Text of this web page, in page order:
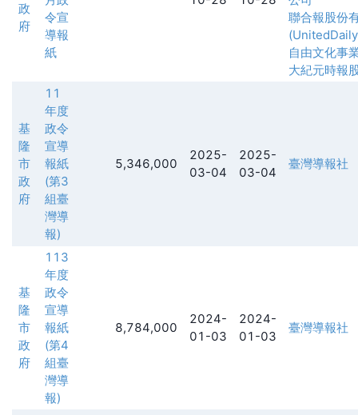
政
府
令宣
導報
紙
聯合報股份
自由文化事
大紀元時報
基
隆
市
政
府
11
年度
政令
宣導
報紙
(第3
組臺
灣導
報)
5,346,000
2025-
03-04
2025-
03-04
臺灣導報社
基
隆
市
政
府
113
年度
政令
宣導
報紙
(第4
組臺
灣導
報)
8,784,000
2024-
01-03
2024-
01-03
臺灣導報社